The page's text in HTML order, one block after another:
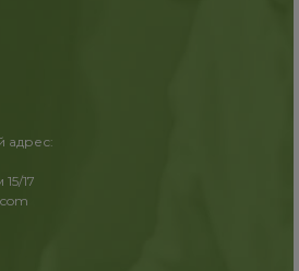
адрес:
17